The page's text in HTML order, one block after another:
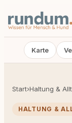
Karte
Start›Haltung &
HALTUNG &